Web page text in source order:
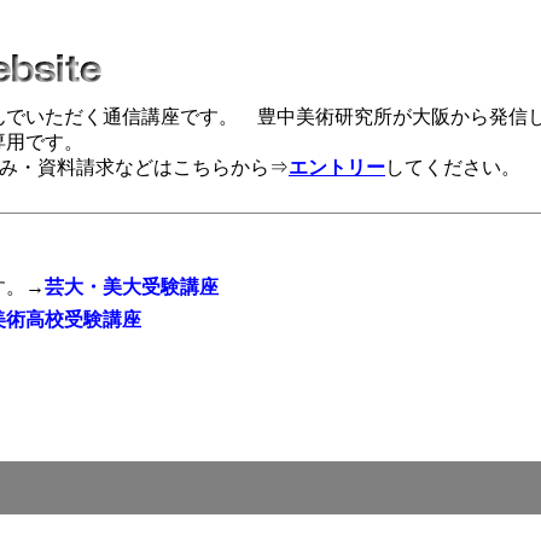
いただく通信講座です。 豊中美術研究所が大阪から発信
です。
・資料請求などはこちらから⇒エントリーしてください。
。→芸大・美大受験講座
術高校受験講座